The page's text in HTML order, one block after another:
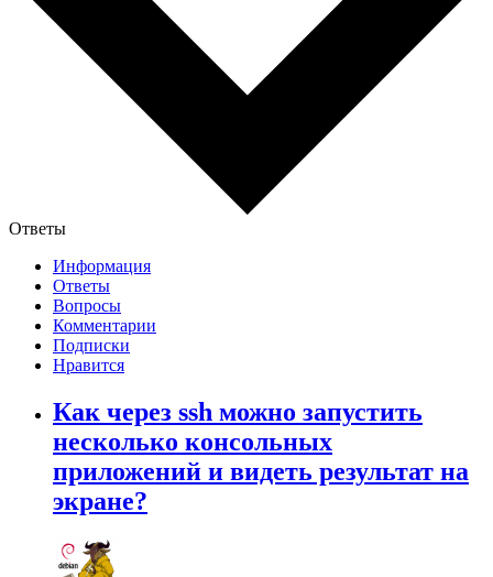
Ответы
Информация
Ответы
Вопросы
Комментарии
Подписки
Нравится
Как через ssh можно запустить
несколько консольных
приложений и видеть результат на
экране?